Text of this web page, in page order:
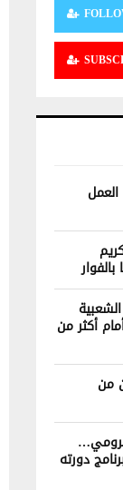
أكثر من
من
دورته